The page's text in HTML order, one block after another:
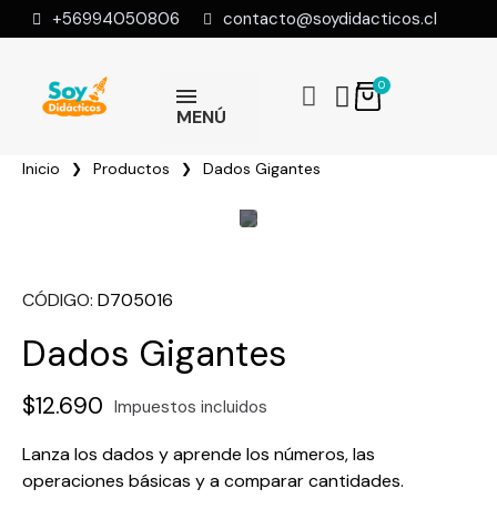
+56994050806 contacto@soydidacticos.cl
MENÚ
Inicio Productos Dados Gigantes
CÓDIGO D705016
Dados Gigantes
$12.690 Impuestos incluidos
Lanza los dados y aprende los números, las
operaciones básicas y a comparar cantidades.